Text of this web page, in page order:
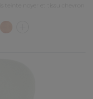
teinte noyer et tissu chevron